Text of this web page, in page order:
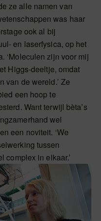
ze alle namen van
was haar
ook al bij
en laserfysica, op het
‘Moleculen zijn voor mij
Higgs-deeltje, omdat
van de wereld.’ Ze
een hoop te
Want terwijl bèta’s
wel
een noviteit. ‘We
tussen
complex in elkaar.’